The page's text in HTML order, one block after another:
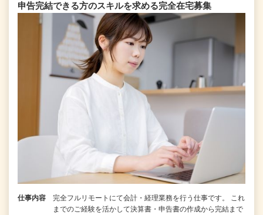
申告完結できる⽅のスキルを求める完全在宅募集
仕事内容
完全フルリモートにて会計・経理業務を行う仕事です。 これ
までのご経験を活かして決算書・申告書の作成から完結まで